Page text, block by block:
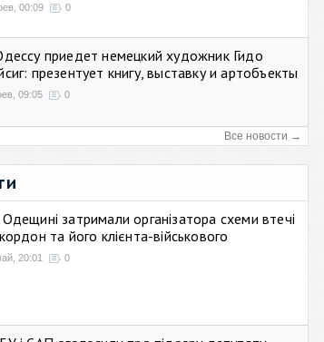
00:09 0
приедет немецкий художник Гидо
презентует книгу, выставку и артобъекты
09:05 0
Все новости →
затримали організатора схеми втечі
та його клієнта-військового
20:01 0